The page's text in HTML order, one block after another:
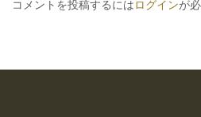
コメントを投稿するにはログインが